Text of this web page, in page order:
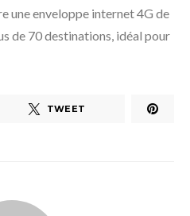
une enveloppe internet 4G de
de 70 destinations, idéal pour
TWEET